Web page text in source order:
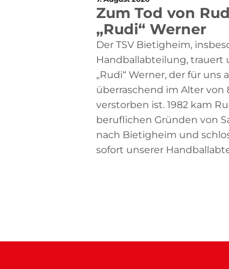
Zum Tod von
„Rudi“ Werner
Der TSV Bietigheim,
Handballabteilung, trauert
„Rudi“ Werner, der für uns
überraschend im Alter von
verstorben ist. 1982 kam
beruflichen Gründen von
nach Bietigheim und
sofort unserer